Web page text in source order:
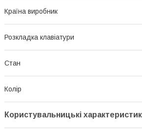
Країна виробник
Розкладка клавіатури
Стан
Колір
Користувальницькі